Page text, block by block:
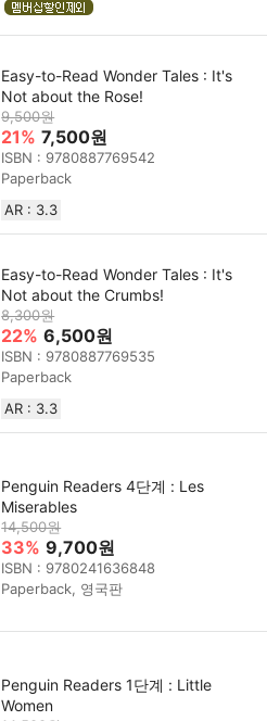
Easy-to-Read Wonder Tales : It's
Not about the Rose!
9,500원
21% 7,500원
ISBN : 9780887769542
Paperback
AR : 3.3
Easy-to-Read Wonder Tales : It's
Not about the Crumbs!
8,300원
22% 6,500원
ISBN : 9780887769535
Paperback
AR : 3.3
Penguin Readers 4단계 : Les
Miserables
14,500원
33% 9,700원
ISBN : 9780241636848
Paperback, 영국판
Penguin Readers 1단계 : Little
Women